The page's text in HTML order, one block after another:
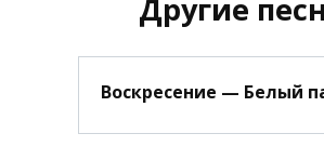
Другие
Воскресение — Белый